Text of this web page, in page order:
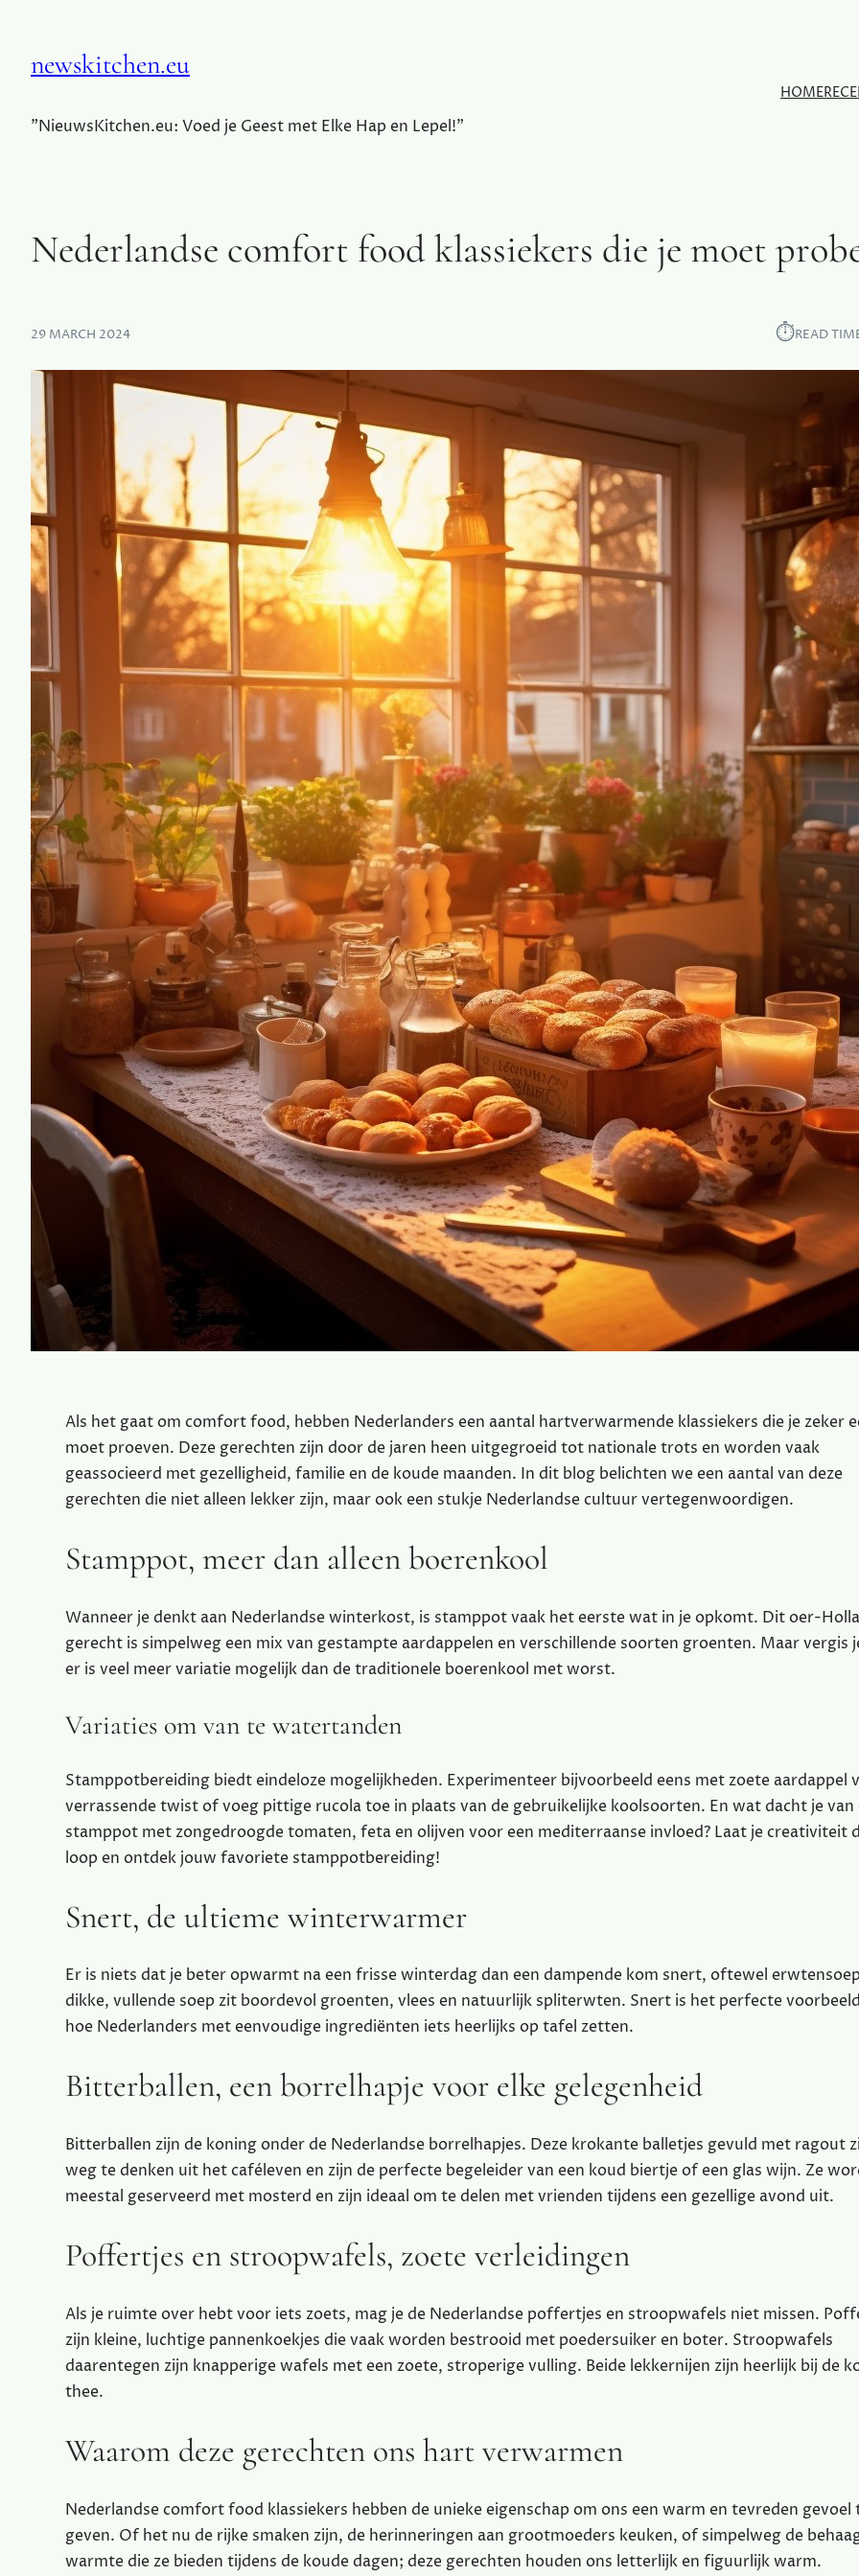
newskitchen.eu
"NieuwsKitchen.eu: Voed je Geest met Elke Hap en Lepel!"
HOME
Nederlandse comfort food klassiekers die je moet
29 MARCH 2024 ⏱︎READ
Als het gaat om comfort food, hebben Nederlanders een aantal hartverwarmende klassiekers die je zeker
moet proeven. Deze gerechten zijn door de jaren heen uitgegroeid tot nationale trots en worden vaak
geassocieerd met gezelligheid, familie en de koude maanden. In dit blog belichten we een aantal van deze
gerechten die niet alleen lekker zijn, maar ook een stukje Nederlandse cultuur vertegenwoordigen.
Stamppot, meer dan alleen boerenkool
Wanneer je denkt aan Nederlandse winterkost, is stamppot vaak het eerste wat in je opkomt. Dit oer-
gerecht is simpelweg een mix van gestampte aardappelen en verschillende soorten groenten. Maar vergis
er is veel meer variatie mogelijk dan de traditionele boerenkool met worst.
Variaties om van te watertanden
Stamppotbereiding biedt eindeloze mogelijkheden. Experimenteer bijvoorbeeld eens met zoete aardappel
verrassende twist of voeg pittige rucola toe in plaats van de gebruikelijke koolsoorten. En wat dacht je van
stamppot met zongedroogde tomaten, feta en olijven voor een mediterraanse invloed? Laat je creativiteit
loop en ontdek jouw favoriete stamppotbereiding!
Snert, de ultieme winterwarmer
Er is niets dat je beter opwarmt na een frisse winterdag dan een dampende kom snert, oftewel
dikke, vullende soep zit boordevol groenten, vlees en natuurlijk spliterwten. Snert is het perfecte
hoe Nederlanders met eenvoudige ingrediënten iets heerlijks op tafel zetten.
Bitterballen, een borrelhapje voor elke gelegenheid
Bitterballen zijn de koning onder de Nederlandse borrelhapjes. Deze krokante balletjes gevuld met ragout
weg te denken uit het caféleven en zijn de perfecte begeleider van een koud biertje of een glas wijn. Ze
meestal geserveerd met mosterd en zijn ideaal om te delen met vrienden tijdens een gezellige avond uit.
Poffertjes en stroopwafels, zoete verleidingen
Als je ruimte over hebt voor iets zoets, mag je de Nederlandse poffertjes en stroopwafels niet missen.
zijn kleine, luchtige pannenkoekjes die vaak worden bestrooid met poedersuiker en boter. Stroopwafels
daarentegen zijn knapperige wafels met een zoete, stroperige vulling. Beide lekkernijen zijn heerlijk bij de
thee.
Waarom deze gerechten ons hart verwarmen
Nederlandse comfort food klassiekers hebben de unieke eigenschap om ons een warm en tevreden gevoel
geven. Of het nu de rijke smaken zijn, de herinneringen aan grootmoeders keuken, of simpelweg de
warmte die ze bieden tijdens de koude dagen; deze gerechten houden ons letterlijk en figuurlijk warm.